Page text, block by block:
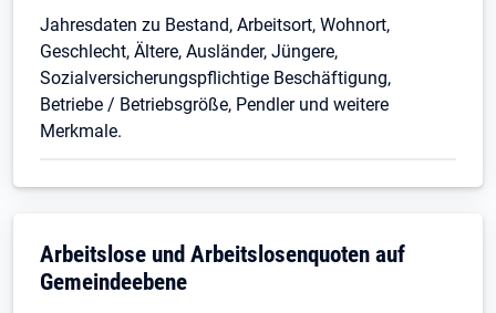
Jahresdaten zu Bestand, Arbeitsort, Wohnort,
Geschlecht, Ältere, Ausländer, Jüngere,
Sozialversicherungspflichtige Beschäftigung,
Betriebe / Betriebsgröße, Pendler und weitere
Merkmale.
Arbeitslose und Arbeitslosenquoten auf
Gemeindeebene